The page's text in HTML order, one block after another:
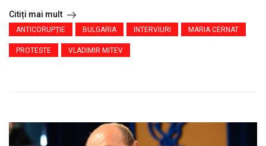
Citiți mai mult
ANTICORUPȚIE BULGARIA INTERVIURI MARIA CERNAT
PROTESTE VLADIMIR MITEV